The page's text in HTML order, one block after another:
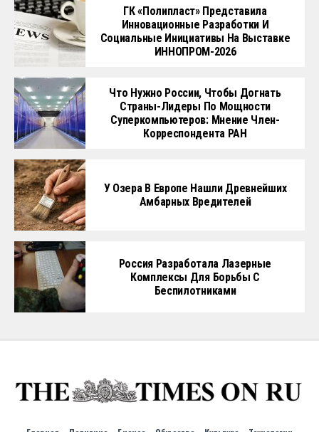
ГК «Полипласт» Представила
Инновационные Разработки И
Социальные Инициативы На Выставке
ИННОПРОМ-2026
Что Нужно России, Чтобы Догнать
Страны-Лидеры По Мощности
Суперкомпьютеров: Мнение Член-
Корреспондента РАН
У Озера В Европе Нашли Древнейших
Амбарных Вредителей
Россия Разработала Лазерные
Комплексы Для Борьбы С
Беспилотниками